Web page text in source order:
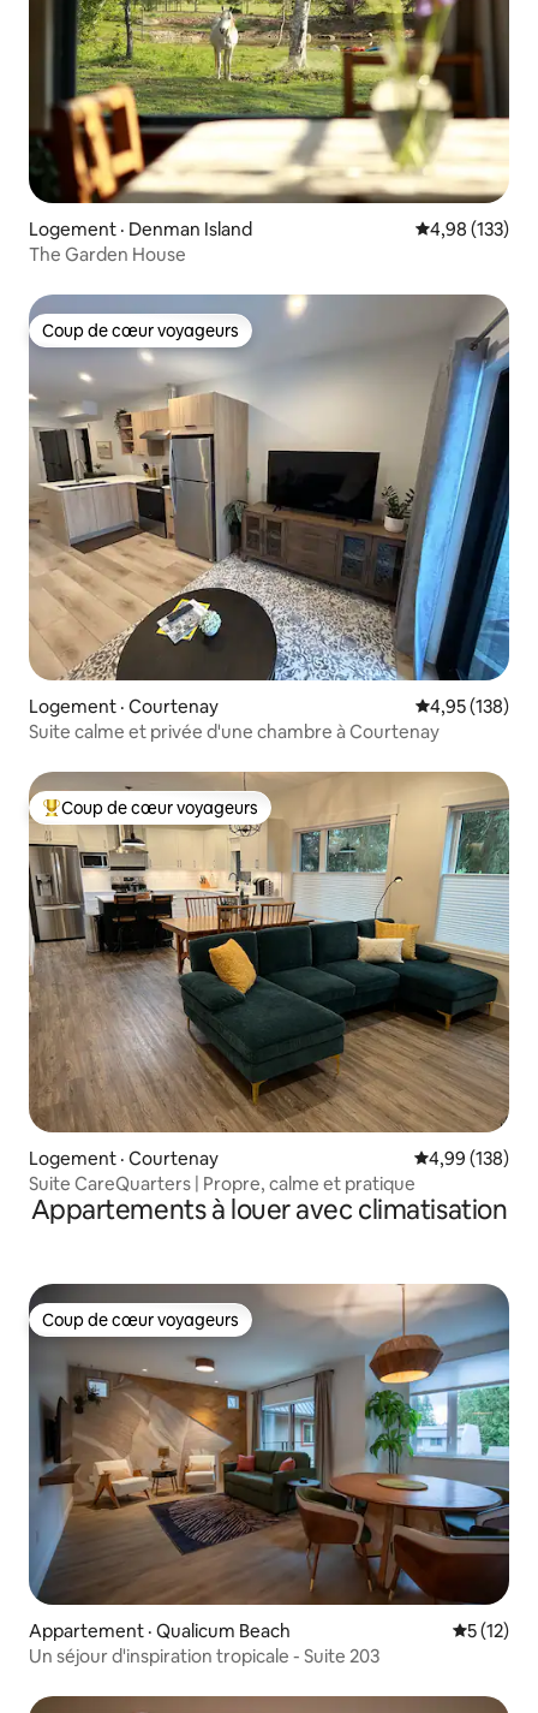
Logement · Denman Island Note
4,98 (133)
The Garden House
Coup de cœur voyageurs
Coup de cœur voyageurs
Logement · Courtenay Note
4,95 (138)
Suite calme et privée d'une chambre à Courtenay
Coup de cœur voyageurs parmi les plus aimés
Coup de cœur voyageurs
Logement · Courtenay Note
4,99 (138)
Suite CareQuarters | Propre, calme et pratique
Appartements à louer avec climatisation
Coup de cœur voyageurs
Coup de cœur voyageurs
Appartement · Qualicum Beach Note
5 (12)
Un séjour d'inspiration tropicale - Suite 203